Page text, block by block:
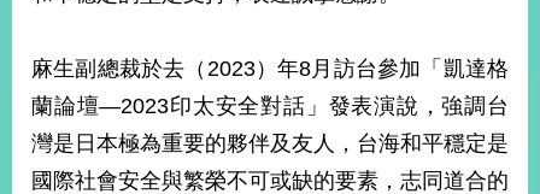
照
回
網
麻生副總裁於去（2023）年8月訪台參加「凱達格
蘭論壇—2023印太安全對話」發表演說，強調台
灣是日本極為重要的夥伴及友人，台海和平穩定是
國際社會安全與繁榮不可或缺的要素，志同道合的